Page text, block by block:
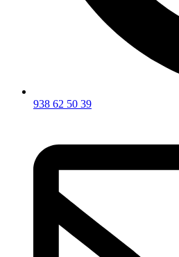
938 62 50 39